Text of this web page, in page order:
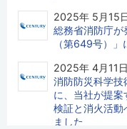
2025年 5月15
総務省消防庁が
（第649号）
2025年 4月11日
消防防災科学技
に、当社が提
検証と消火活動
ました